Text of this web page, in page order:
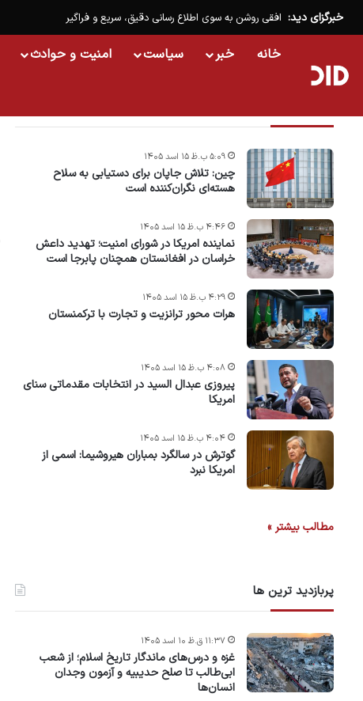
خبرگزای دید: افقی روشن به سوی اطلاع رسانی دقیق، سریع و فراگیر
خانه خبر سیاست امنیت و حوادث
چین: تلاش جاپان برای دستیابی به سلاح
هسته‌ای نگران‌کننده است
۵:۰۹ ب.ظ ۱۵ اسد ۱۴۰۵
نماینده امریکا در شورای امنیت؛ تهدید داعش
خراسان در افغانستان همچنان پابرجا است
۴:۴۶ ب.ظ ۱۵ اسد ۱۴۰۵
هرات محور ترانزیت و تجارت با ترکمنستان
۴:۲۹ ب.ظ ۱۵ اسد ۱۴۰۵
پیروزی عبدال السید در انتخابات مقدماتی سنای
امریکا
۴:۰۸ ب.ظ ۱۵ اسد ۱۴۰۵
گوترش در سالگرد بمباران هیروشیما: اسمی از
امریکا نبرد
۴:۰۴ ب.ظ ۱۵ اسد ۱۴۰۵
مطالب بیشتر »
پربازدید ترین ها
غزه و درس‌های ماندگار تاریخ اسلام؛ از شعب
ابی‌طالب تا صلح حدیبیه و آزمون وجدان
انسان‌ها
۱۱:۳۷ ق.ظ ۱۰ اسد ۱۴۰۵